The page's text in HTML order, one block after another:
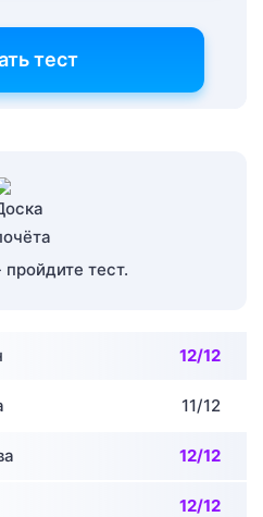
тест
тест.
12/12
11/12
12/12
12/12